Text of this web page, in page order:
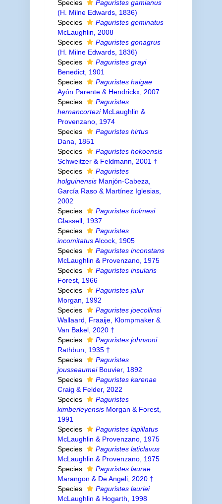
Species
Paguristes gamianus
(H. Milne Edwards, 1836)
Species
Paguristes geminatus
McLaughlin, 2008
Species
Paguristes gonagrus
(H. Milne Edwards, 1836)
Species
Paguristes grayi
Benedict, 1901
Species
Paguristes haigae
Ayón Parente & Hendrickx, 2007
Species
Paguristes
hernancorteziMcLaughlin &
Provenzano, 1974
Species
Paguristes hirtus
Dana, 1851
Species
Paguristes hokoensis
Schweitzer & Feldmann, 2001 †
Species
Paguristes
holguinensisManjón-Cabeza,
García Raso & Martínez Iglesias,
2002
Species
Paguristes holmesi
Glassell, 1937
Species
Paguristes
incomitatusAlcock, 1905
Species
Paguristes inconstans
McLaughlin & Provenzano, 1975
Species
Paguristes insularis
Forest, 1966
Species
Paguristes jalur
Morgan, 1992
Species
Paguristes joecollinsi
Wallaard, Fraaije, Klompmaker &
Van Bakel, 2020 †
Species
Paguristes johnsoni
Rathbun, 1935 †
Species
Paguristes
jousseaumeiBouvier, 1892
Species
Paguristes karenae
Craig & Felder, 2022
Species
Paguristes
kimberleyensisMorgan & Forest,
1991
Species
Paguristes lapillatus
McLaughlin & Provenzano, 1975
Species
Paguristes laticlavus
McLaughlin & Provenzano, 1975
Species
Paguristes laurae
Marangon & De Angeli, 2020 †
Species
Paguristes lauriei
McLaughlin & Hogarth, 1998